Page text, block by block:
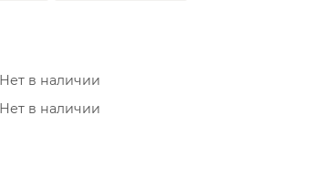
Нет в наличии
Нет в наличии